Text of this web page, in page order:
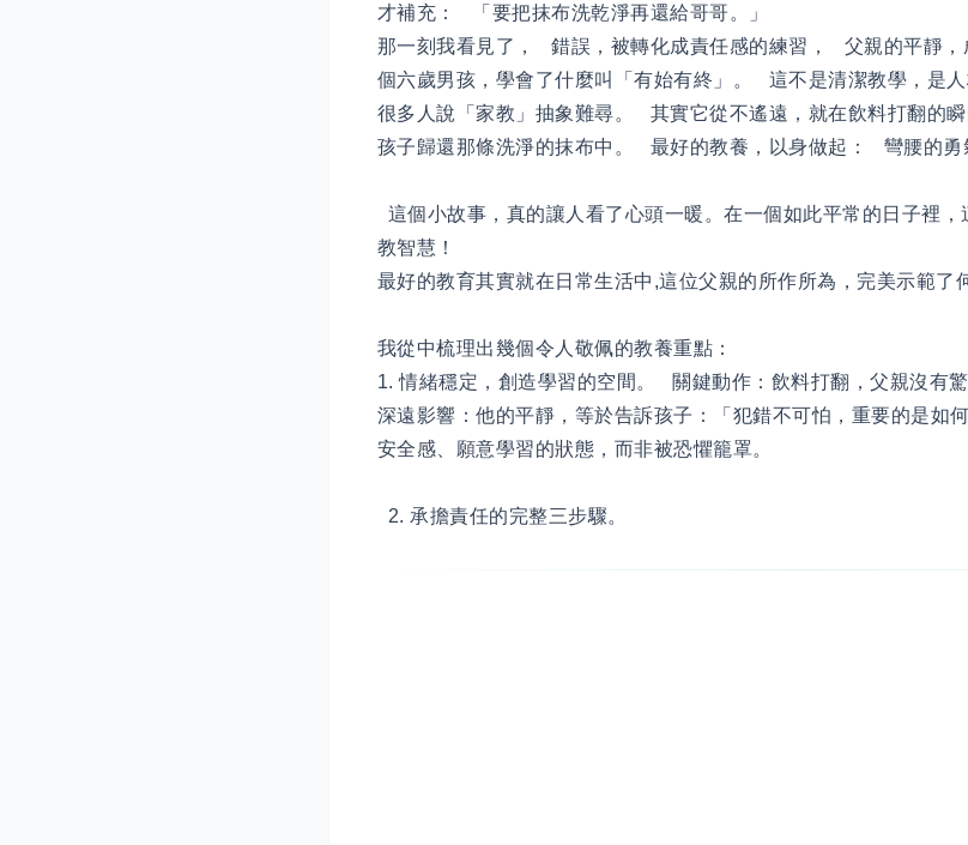
才補充： 「要把抹布洗乾淨再還給哥哥。」
那一刻我看見了， 錯誤，被轉化成責任感的練習， 父親的平靜
個六歲男孩，學會了什麼叫「有始有終」。 這不是清潔教學，是
很多人說「家教」抽象難尋。 其實它從不遙遠，就在飲料打翻的
孩子歸還那條洗淨的抹布中。 最好的教養，以身做起： 彎腰的勇
這個小故事，真的讓人看了心頭一暖。在一個如此平常的日子裡
教智慧！
最好的教育其實就在日常生活中,這位父親的所作所為，完美示範了
我從中梳理出幾個令人敬佩的教養重點：
1. 情緒穩定，創造學習的空間。 關鍵動作：飲料打翻，父親沒有
深遠影響：他的平靜，等於告訴孩子：「犯錯不可怕，重要的是如
安全感、願意學習的狀態，而非被恐懼籠罩。
2. 承擔責任的完整三步驟。